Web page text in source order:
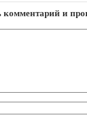
комментарий и